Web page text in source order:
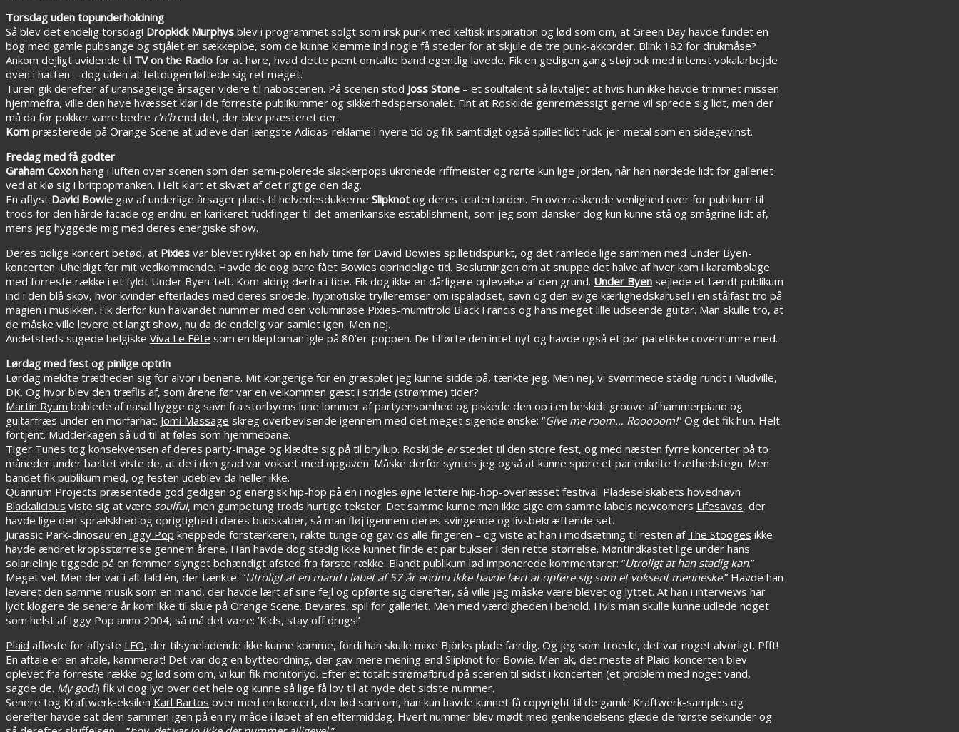
Torsdag uden topunderholdning
Så blev det endelig torsdag! Dropkick Murphys blev i programmet solgt som irsk punk med keltisk inspiration og lød som om, at Green Day havde fundet en
bog med gamle pubsange og stjålet en sækkepibe, som de kunne klemme ind nogle få steder for at skjule de tre punk-akkorder. Blink 182 for drukmåse?
Ankom dejligt uvidende til TV on the Radio for at høre, hvad dette pænt omtalte band egentlig lavede. Fik en gedigen gang støjrock med intenst vokalarbejde
oven i hatten – dog uden at teltdugen løftede sig ret meget.
Turen gik derefter af uransagelige årsager videre til naboscenen. På scenen stod Joss Stone – et soultalent så lavtaljet at hvis hun ikke havde trimmet missen
hjemmefra, ville den have hvæsset klør i de forreste publikummer og sikkerhedspersonalet. Fint at Roskilde genremæssigt gerne vil sprede sig lidt, men der
må da for pokker være bedre r’n’bend det, der blev præsteret der.
Korn præsterede på Orange Scene at udleve den længste Adidas-reklame i nyere tid og fik samtidigt også spillet lidt fuck-jer-metal som en sidegevinst.
Fredag med få godter
Graham Coxon hang i luften over scenen som den semi-polerede slackerpops ukronede riffmeister og rørte kun lige jorden, når han nørdede lidt for galleriet
ved at klø sig i britpopmanken. Helt klart et skvæt af det rigtige den dag.
En aflyst David Bowie gav af underlige årsager plads til helvedesdukkerne Slipknot og deres teatertorden. En overraskende venlighed over for publikum til
trods for den hårde facade og endnu en karikeret fuckfinger til det amerikanske establishment, som jeg som dansker dog kun kunne stå og smågrine lidt af,
mens jeg hyggede mig med deres energiske show.
Deres tidlige koncert betød, at Pixies var blevet rykket op en halv time før David Bowies spilletidspunkt, og det ramlede lige sammen med Under Byen-
koncerten. Uheldigt for mit vedkommende. Havde de dog bare fået Bowies oprindelige tid. Beslutningen om at snuppe det halve af hver kom i karambolage
med forreste række i et fyldt Under Byen-telt. Kom aldrig derfra i tide. Fik dog ikke en dårligere oplevelse af den grund. Under Byen sejlede et tændt publikum
ind i den blå skov, hvor kvinder efterlades med deres snoede, hypnotiske trylleremser om ispaladset, savn og den evige kærlighedskarusel i en stålfast tro på
magien i musikken. Fik derfor kun halvandet nummer med den voluminøse Pixies-mumitrold Black Francis og hans meget lille udseende guitar. Man skulle tro, at
de måske ville levere et langt show, nu da de endelig var samlet igen. Men nej.
Andetsteds sugede belgiske Viva Le Fête som en kleptoman igle på 80’er-poppen. De tilførte den intet nyt og havde også et par patetiske covernumre med.
Lørdag med fest og pinlige optrin
Lørdag meldte trætheden sig for alvor i benene. Mit kongerige for en græsplet jeg kunne sidde på, tænkte jeg. Men nej, vi svømmede stadig rundt i Mudville,
DK. Og hvor blev den træflis af, som årene før var en velkommen gæst i stride (strømme) tider?
Martin Ryum boblede af nasal hygge og savn fra storbyens lune lommer af partyensomhed og piskede den op i en beskidt groove af hammerpiano og
guitarfræs under en morfarhat. Jomi Massage skreg overbevisende igennem med det meget sigende ønske: “Give me room… Rooooom!” Og det fik hun. Helt
fortjent. Mudderkagen så ud til at føles som hjemmebane.
Tiger Tunes tog konsekvensen af deres party-image og klædte sig på til bryllup. Roskilde erstedet til den store fest, og med næsten fyrre koncerter på to
måneder under bæltet viste de, at de i den grad var vokset med opgaven. Måske derfor syntes jeg også at kunne spore et par enkelte træthedstegn. Men
bandet fik publikum med, og festen udeblev da heller ikke.
Quannum Projects præsentede god gedigen og energisk hip-hop på en i nogles øjne lettere hip-hop-overlæsset festival. Pladeselskabets hovednavn
Blackalicious viste sig at være soulful, men gumpetung trods hurtige tekster. Det samme kunne man ikke sige om samme labels newcomers Lifesavas, der
havde lige den sprælskhed og oprigtighed i deres budskaber, så man fløj igennem deres svingende og livsbekræftende set.
Jurassic Park-dinosauren Iggy Pop kneppede forstærkeren, rakte tunge og gav os alle fingeren – og viste at han i modsætning til resten af The Stooges ikke
havde ændret kropsstørrelse gennem årene. Han havde dog stadig ikke kunnet finde et par bukser i den rette størrelse. Møntindkastet lige under hans
solarielinje tiggede på en femmer slynget behændigt afsted fra første række. Blandt publikum lød imponerede kommentarer: “Utroligt at han stadig kan.”
Meget vel. Men der var i alt fald én, der tænkte: “Utroligt at en mand i løbet af 57 år endnu ikke havde lært at opføre sig som et voksent menneske.” Havde han
leveret den samme musik som en mand, der havde lært af sine fejl og opførte sig derefter, så ville jeg måske være blevet og lyttet. At han i interviews har
lydt klogere de senere år kom ikke til skue på Orange Scene. Bevares, spil for galleriet. Men med værdigheden i behold. Hvis man skulle kunne udlede noget
som helst af Iggy Pop anno 2004, så må det være: ’Kids, stay off drugs!’
Plaid afløste for aflyste LFO, der tilsyneladende ikke kunne komme, fordi han skulle mixe Björks plade færdig. Og jeg som troede, det var noget alvorligt. Pfft!
En aftale er en aftale, kammerat! Det var dog en bytteordning, der gav mere mening end Slipknot for Bowie. Men ak, det meste af Plaid-koncerten blev
oplevet fra forreste række og lød som om, vi kun fik monitorlyd. Efter et totalt strømafbrud på scenen til sidst i koncerten (et problem med noget vand,
sagde de. My god!) fik vi dog lyd over det hele og kunne så lige få lov til at nyde det sidste nummer.
Senere tog Kraftwerk-eksilen Karl Bartos over med en koncert, der lød som om, han kun havde kunnet få copyright til de gamle Kraftwerk-samples og
derefter havde sat dem sammen igen på en ny måde i løbet af en eftermiddag. Hvert nummer blev mødt med genkendelsens glæde de første sekunder og